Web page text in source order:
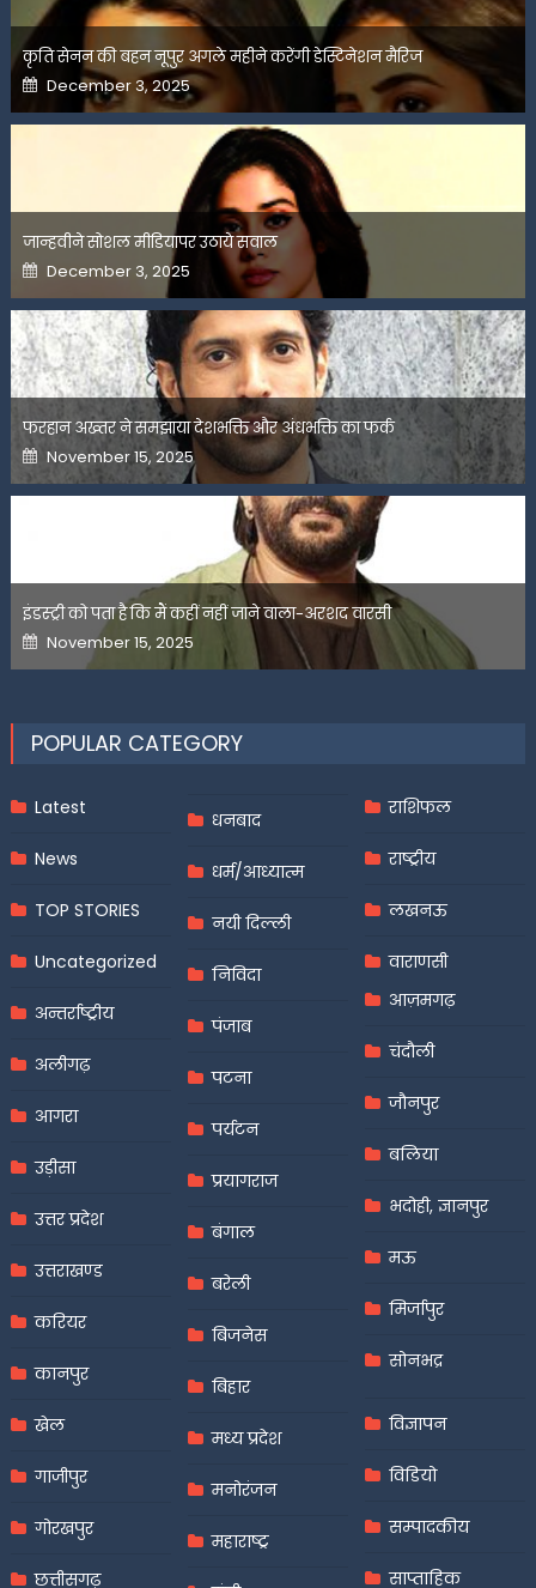
कृति सेनन की बहन नूपुर अगले महीने करेंगी डेस्टिनेशन मैरिज
Posted
on
December 3, 2025
जान्हवीने सोशल मीडियापर उठाये सवाल
Posted
on
December 3, 2025
फरहान अख्तर ने समझाया देशभक्ति और अंधभक्ति का फर्क
Posted
on
November 15, 2025
इंडस्ट्री को पता है कि मैं कहीं नहीं जाने वाला-अरशद वारसी
Posted
on
November 15, 2025
POPULAR CATEGORY
Latest
News
TOP STORIES
Uncategorized
अन्तर्राष्ट्रीय
अलीगढ़
आगरा
उड़ीसा
उत्तर प्रदेश
उत्तराखण्ड
करियर
कानपुर
खेल
गाजीपुर
गोरखपुर
छत्तीसगढ़
धनबाद
धर्म/आध्यात्म
नयी दिल्ली
निविदा
पंजाब
पटना
पर्यटन
प्रयागराज
बंगाल
बरेली
बिजनेस
बिहार
मध्य प्रदेश
मनोरंजन
महाराष्ट्र
राशिफल
राष्ट्रीय
लखनऊ
वाराणसी
आज़मगढ़
चंदौली
जौनपुर
बलिया
भदोही, ज्ञानपुर
मऊ
मिर्जापुर
सोनभद्र
विज्ञापन
विडियो
सम्पादकीय
साप्ताहिक